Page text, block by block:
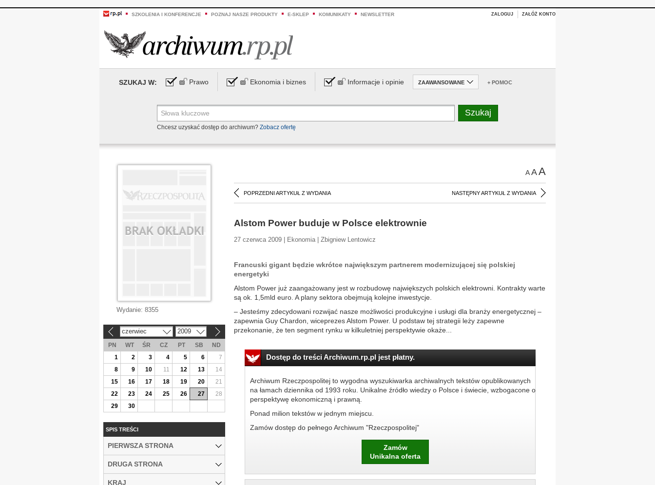
SZKOLENIA I KONFERENCJE POZNAJ NASZE PRODUKTY E-SKLEP KOMUNIKATY NEWSLETTER ZALOGUJ ZAŁÓŻ KONTO
SZUKAJ W: Prawo Ekonomia i biznes Informacje i opinie ZAAWANSOWANE + POMOC
Chcesz uzyskać dostęp do archiwum? Zobacz ofertę
AAA
POPRZEDNI ARTYKUŁ Z WYDANIA NASTĘPNY ARTYKUŁ Z WYDANIA
Alstom Power buduje w Polsce elektrownie
27 czerwca 2009 | Ekonomia | Zbigniew Lentowicz
Francuski gigant będzie wkrótce największym partnerem modernizującej się polskiej
energetyki
Alstom Power już zaangażowany jest w rozbudowę największych polskich elektrowni. Kontrakty warte
są ok. 1,5mld euro. A plany sektora obejmują kolejne inwestycje.
– Jesteśmy zdecydowani rozwijać nasze możliwości produkcyjne i usługi dla branży energetycznej –
zapewnia Guy Chardon, wiceprezes Alstom Power. U podstaw tej strategii leży zapewne
przekonanie, że ten segment rynku w kilkuletniej perspektywie okaże...
Dostęp do treści Archiwum.rp.pl jest płatny.
Archiwum Rzeczpospolitej to wygodna wyszukiwarka archiwalnych tekstów opublikowanych
na łamach dziennika od 1993 roku. Unikalne źródło wiedzy o Polsce i świecie, wzbogacone o
perspektywę ekonomiczną i prawną.
Ponad milion tekstów w jednym miejscu.
Zamów dostęp do pełnego Archiwum "Rzeczpospolitej"
Zamów
Unikalna oferta
Wydanie: 8355
czerwiec 2009
PN WT ŚR CZ PT SB
ND
1
2 3 4 5 6
7
8
9 10 11 12 13
14
15
16 17 18 19 20
21
22
23 24 25 26 27
28
29
30
SPIS TREŚCI
PIERWSZA STRONA
DRUGA STRONA
KRAJ